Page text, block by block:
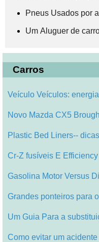
Pneus Usados ​​por
Um Aluguer de
Carros
Veículo Veículos:
Novo Mazda CX5
Plastic Bed Liners--
Cr-Z fusíveis E Efficiency
Gasolina Motor Versus
Grandes ponteiros para
Um Guia Para a
Como evitar um